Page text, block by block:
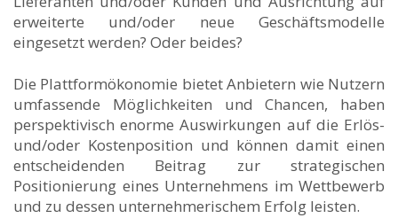
erweiterte und/oder neue Geschäftsmodelle
eingesetzt werden? Oder beides?
Die Plattformökonomie bietet Anbietern wie Nutzern
umfassende Möglichkeiten und Chancen, haben
perspektivisch enorme Auswirkungen auf die Erlös-
und/oder Kostenposition und können damit einen
entscheidenden Beitrag zur strategischen
Positionierung eines Unternehmens im Wettbewerb
und zu dessen unternehmerischem Erfolg leisten.